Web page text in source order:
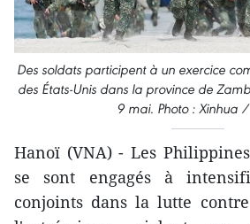
Des soldats participent à un exercice
des États-Unis dans la province de
9 mai. Photo : Xinhua
Hanoï (VNA) - Les
se sont engagés à
conjoints dans la lutte